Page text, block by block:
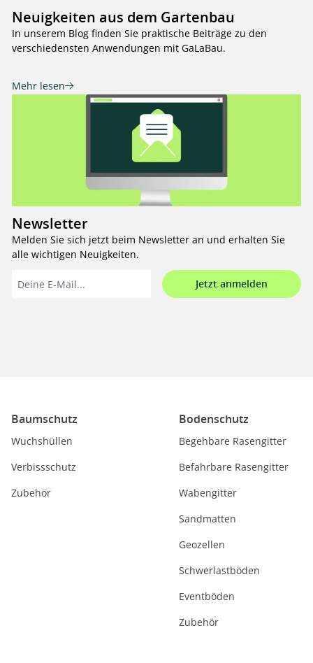
Neuigkeiten aus dem Gartenbau
In unserem Blog finden Sie praktische Beiträge zu den
verschiedensten Anwendungen mit GaLaBau.
Mehr lesen
Newsletter
Melden Sie sich jetzt beim Newsletter an und erhalten Sie
alle wichtigen Neuigkeiten.
Jetzt anmelden
Baumschutz
Wuchshüllen
Verbissschutz
Zubehör
Bodenschutz
Begehbare Rasengitter
Befahrbare Rasengitter
Wabengitter
Sandmatten
Geozellen
Schwerlastböden
Eventböden
Zubehör